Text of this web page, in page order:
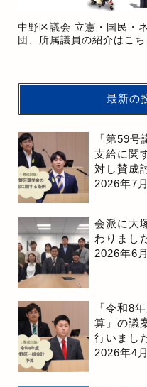
中野区議会 立憲・国民・
団、所属議員の紹介はこち
最新の
「第59
支給に関
対し賛成
2026年7
会派に大
わりまし
2026年6
「令和8
算」の議
行いまし
2026年4